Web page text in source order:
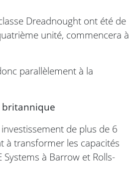
Dreadnought ont été de
unité, commencera à
parallèlement à la
britannique
de plus de 6
à transformer les capacités
à Barrow et Rolls-